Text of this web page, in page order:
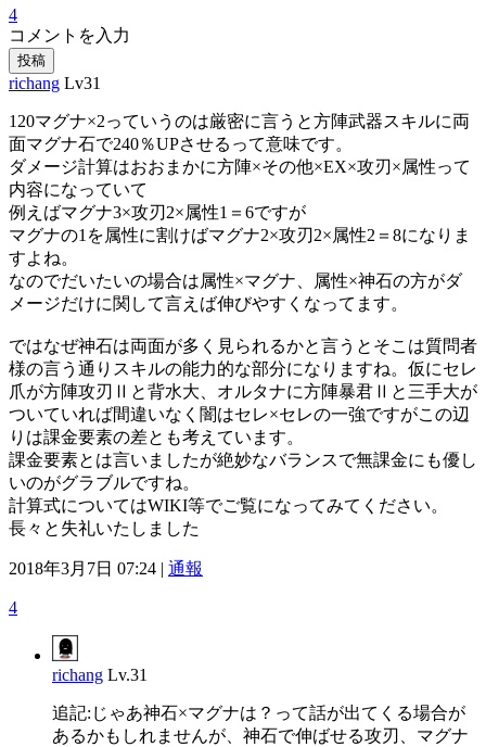
4
コメントを入力
投稿
richang Lv31
120マグナ×2っていうのは厳密に言うと方陣武器スキルに両
面マグナ石で240％UPさせるって意味です。
ダメージ計算はおおまかに方陣×その他×EX×攻刃×属性って
内容になっていて
例えばマグナ3×攻刃2×属性1＝6ですが
マグナの1を属性に割けばマグナ2×攻刃2×属性2＝8になりま
すよね。
なのでだいたいの場合は属性×マグナ、属性×神石の方がダ
メージだけに関して言えば伸びやすくなってます。
ではなぜ神石は両面が多く見られるかと言うとそこは質問者
様の言う通りスキルの能力的な部分になりますね。仮にセレ
爪が方陣攻刃Ⅱと背水大、オルタナに方陣暴君Ⅱと三手大が
ついていれば間違いなく闇はセレ×セレの一強ですがこの辺
りは課金要素の差とも考えています。
課金要素とは言いましたが絶妙なバランスで無課金にも優し
いのがグラブルですね。
計算式についてはWIKI等でご覧になってみてください。
長々と失礼いたしました
2018年3月7日 07:24 | 通報
4
richang Lv.31
追記:じゃあ神石×マグナは？って話が出てくる場合が
あるかもしれませんが、神石で伸ばせる攻刃、マグナ